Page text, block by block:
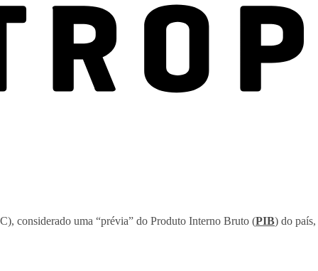
considerado uma “prévia” do Produto Interno Bruto (PIB) do